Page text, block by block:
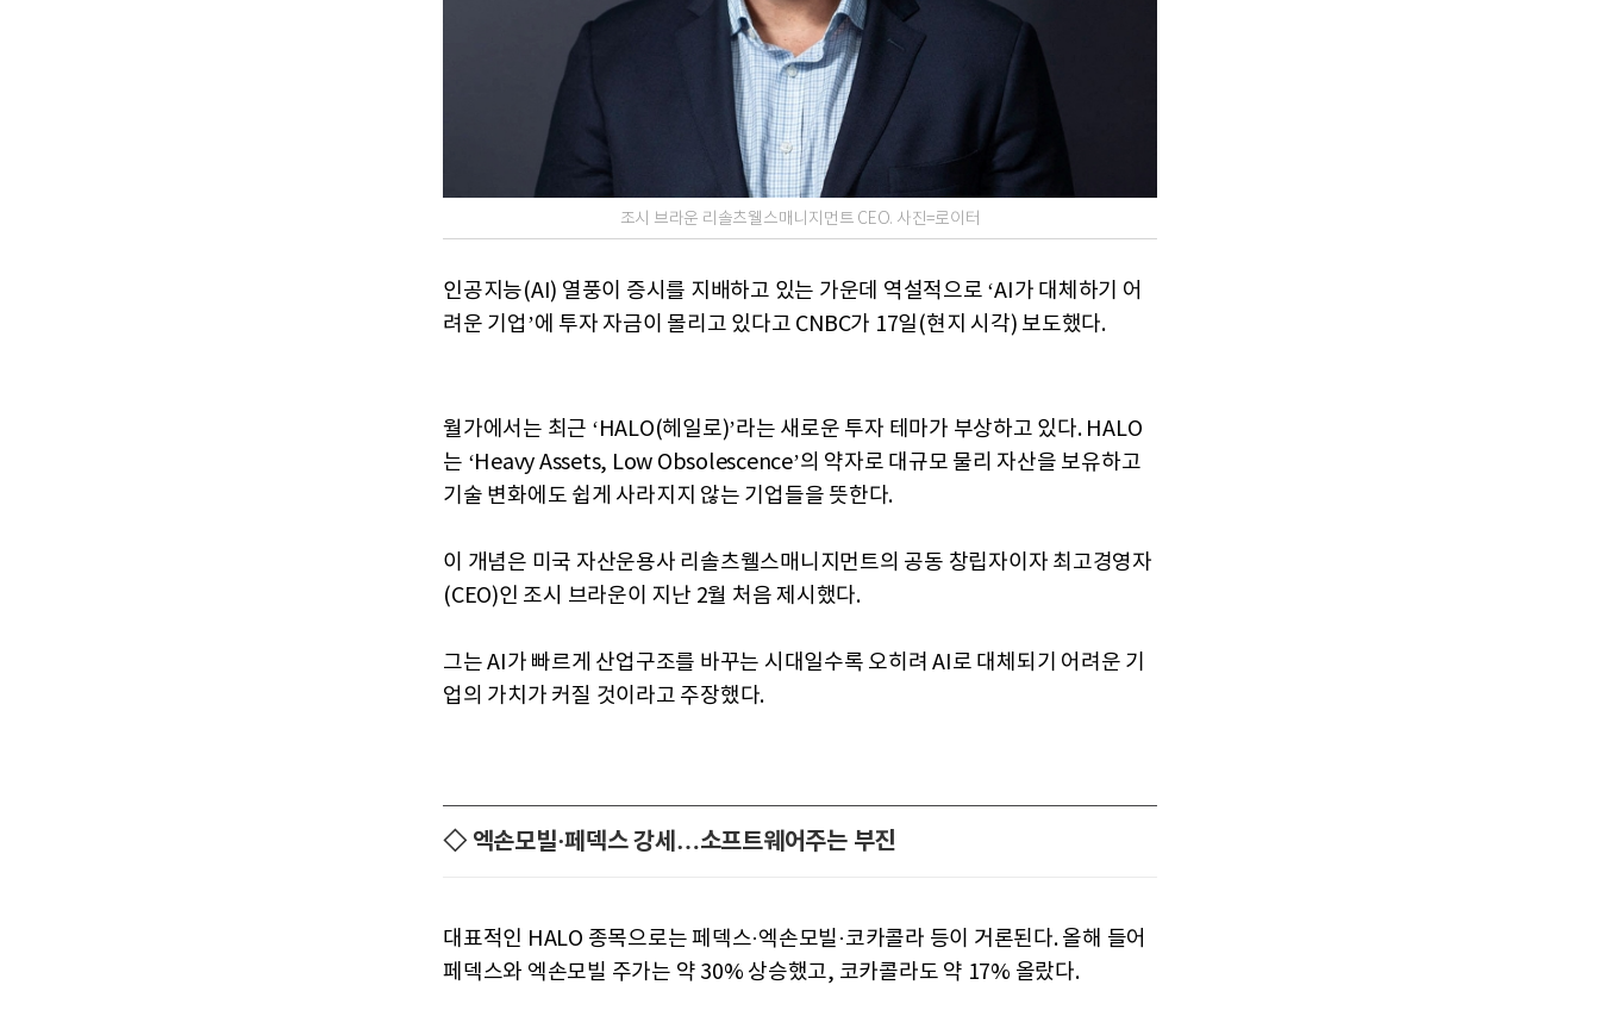
조시 브라운 리솔츠웰스매니지먼트 CEO. 사진=로이터
인공지능(AI) 열풍이 증시를 지배하고 있는 가운데 역설적으로 ‘AI가 대체하기 어
려운 기업’에 투자 자금이 몰리고 있다고 CNBC가 17일(현지 시각) 보도했다.
월가에서는 최근 ‘HALO(헤일로)’라는 새로운 투자 테마가 부상하고 있다. HALO
는 ‘Heavy Assets, Low Obsolescence’의 약자로 대규모 물리 자산을 보유하고
기술 변화에도 쉽게 사라지지 않는 기업들을 뜻한다.
이 개념은 미국 자산운용사 리솔츠웰스매니지먼트의 공동 창립자이자 최고경영자
(CEO)인 조시 브라운이 지난 2월 처음 제시했다.
그는 AI가 빠르게 산업구조를 바꾸는 시대일수록 오히려 AI로 대체되기 어려운 기
업의 가치가 커질 것이라고 주장했다.
◇ 엑손모빌·페덱스 강세…소프트웨어주는 부진
대표적인 HALO 종목으로는 페덱스·엑손모빌·코카콜라 등이 거론된다. 올해 들어
페덱스와 엑손모빌 주가는 약 30% 상승했고, 코카콜라도 약 17% 올랐다.